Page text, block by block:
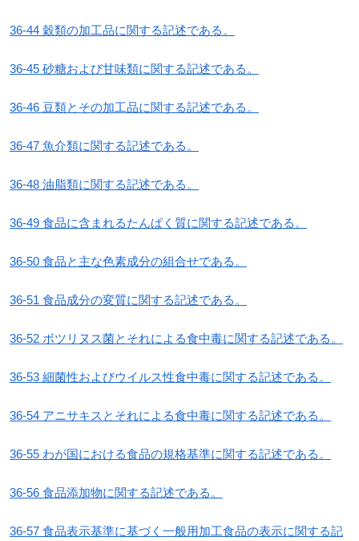
36-44 穀類の加工品に関する記述である。
36-45 砂糖および甘味類に関する記述である。
36-46 豆類とその加工品に関する記述である。
36-47 魚介類に関する記述である。
36-48 油脂類に関する記述である。
36-49 食品に含まれるたんぱく質に関する記述である。
36-50 食品と主な色素成分の組合せである。
36-51 食品成分の変質に関する記述である。
36-52 ボツリヌス菌とそれによる食中毒に関する記述である。
36-53 細菌性およびウイルス性食中毒に関する記述である。
36-54 アニサキスとそれによる食中毒に関する記述である。
36-55 わが国における食品の規格基準に関する記述である。
36-56 食品添加物に関する記述である。
36-57 食品表示基準に基づく一般用加工食品の表示に関する記